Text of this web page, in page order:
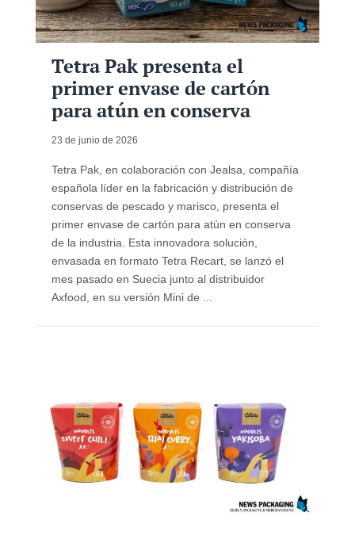
Tetra Pak presenta el
primer envase de cartón
para atún en conserva
23 de junio de 2026
Tetra Pak, en colaboración con Jealsa, compañía
española líder en la fabricación y distribución de
conservas de pescado y marisco, presenta el
primer envase de cartón para atún en conserva
de la industria. Esta innovadora solución,
envasada en formato Tetra Recart, se lanzó el
mes pasado en Suecia junto al distribuidor
Axfood, en su versión Mini de ...